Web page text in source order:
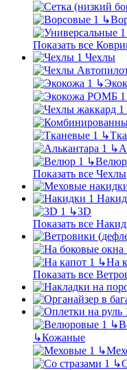
↳
Показать все
Чехлы
↳
↳
↳
↳Велюр
Показать все Чехлы
↳3D
Показать все
↳На
Показать все
↳
↳Кожаные
↳
↳